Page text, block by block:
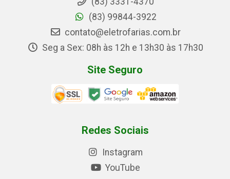
(83) 99844-3922
contato@eletrofarias.com.br
Seg a Sex: 08h às 12h e 13h30 às 17h30
Site Seguro
Redes Sociais
Instagram
YouTube